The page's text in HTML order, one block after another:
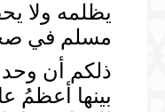
يظلمه ولا
مسلم في
ذلكم أن وحدة
بينها أعظمُ